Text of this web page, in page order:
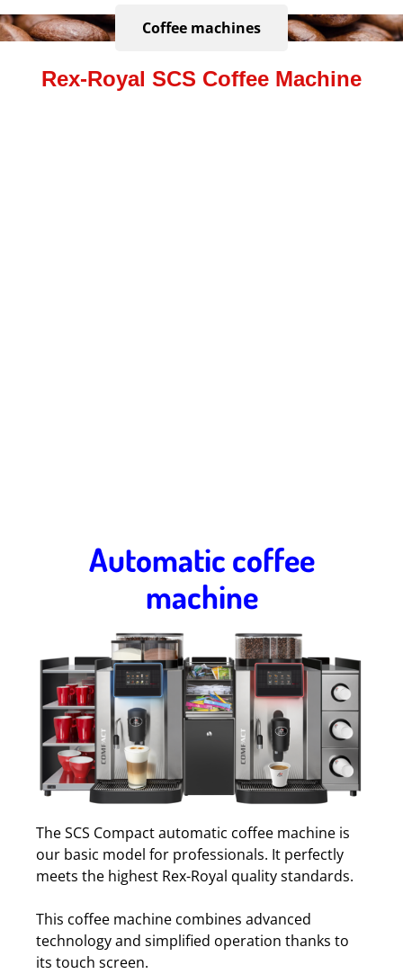
Coffee machines
Rex-Royal SCS Coffee Machine
Automatic coffee
machine
The SCS Compact automatic coffee machine is
our basic model for professionals. It perfectly
meets the highest Rex-Royal quality standards.
This coffee machine combines advanced
technology and simplified operation thanks to
its touch screen.